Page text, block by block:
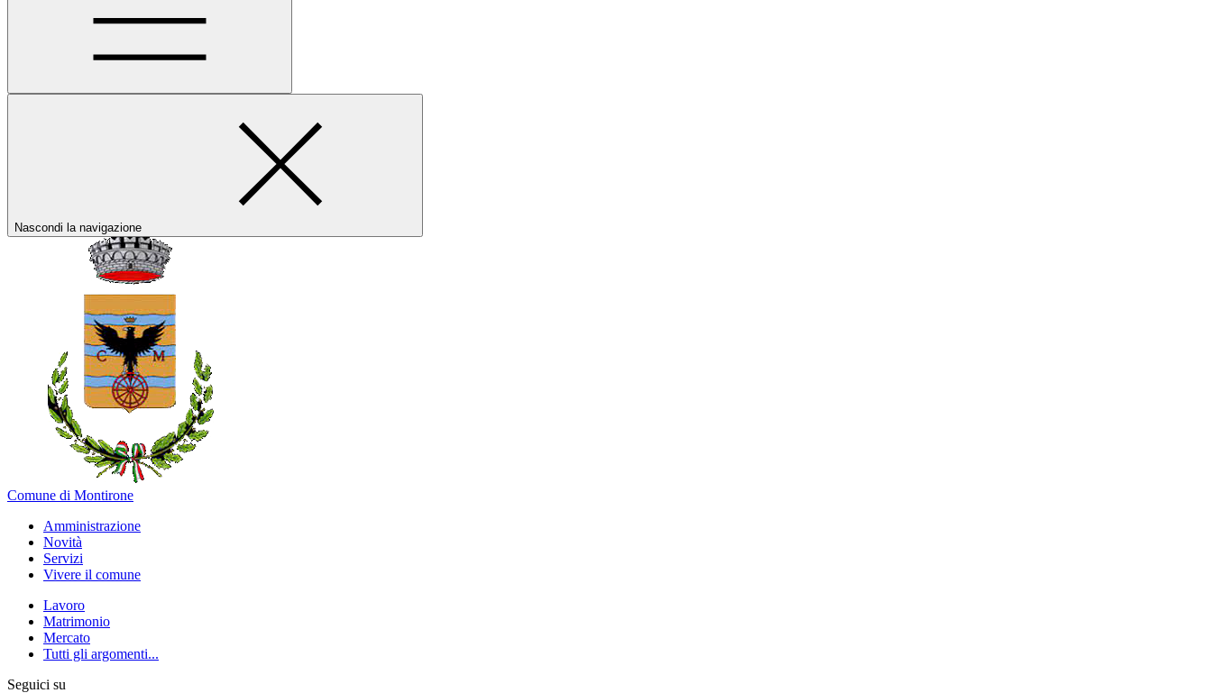
Nascondi la navigazione
Comune di Montirone
Amministrazione
Novità
Servizi
Vivere il comune
Lavoro
Matrimonio
Mercato
Tutti gli argomenti...
Seguici su